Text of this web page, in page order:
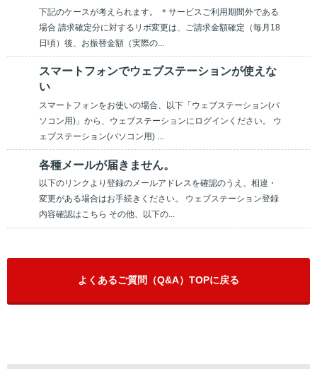
下記のケースが考えられます。 ＊サービスご利用期間外である
場合 請求確定分に対するリボ変更は、ご請求金額確定（毎月18
日頃）後、お振替金額（実際の...
スマートフォンでウェブステーションが使えな
い
スマートフォンをお使いの場合、以下「ウェブステーション(パ
ソコン用)」から、ウェブステーションにログインください。 ウ
ェブステーション(パソコン用) ...
各種メールが届きません。
以下のリンクより登録のメールアドレスを確認のうえ、相違・
変更がある場合はお手続きください。 ウェブステーション登録
内容確認はこちら その他、以下の...
よくあるご質問（Q&A）TOPに戻る